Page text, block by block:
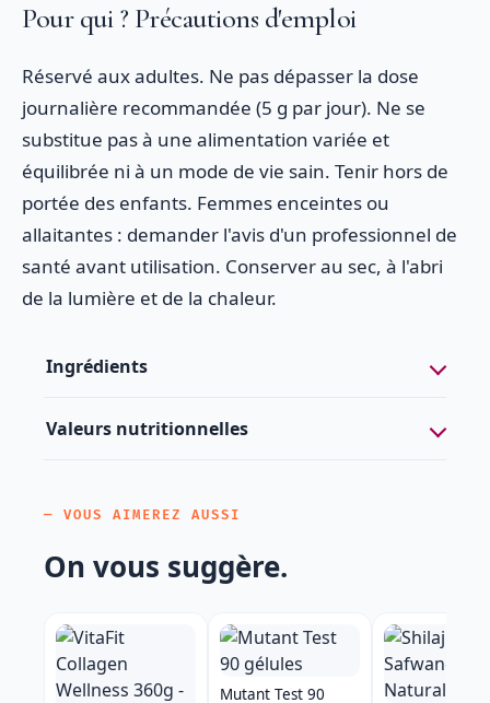
Pour qui ? Précautions d'emploi
Réservé aux adultes. Ne pas dépasser la dose
journalière recommandée (5 g par jour). Ne se
substitue pas à une alimentation variée et
équilibrée ni à un mode de vie sain. Tenir hors de
portée des enfants. Femmes enceintes ou
allaitantes : demander l'avis d'un professionnel de
santé avant utilisation. Conserver au sec, à l'abri
de la lumière et de la chaleur.
Ingrédients
Valeurs nutritionnelles
— VOUS AIMEREZ AUSSI
On vous suggère.
Mutant Test 90